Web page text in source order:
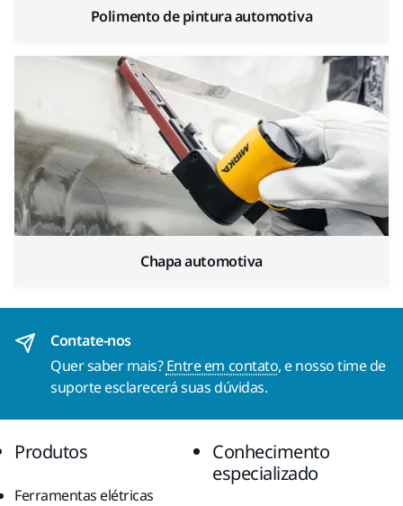
Polimento de pintura automotiva
Chapa automotiva
Contate-nos
Quer saber mais?Entre em contato, e nosso time de
suporte esclarecerá suas dúvidas.
Produtos
Ferramentas elétricas
Conhecimento
especializado